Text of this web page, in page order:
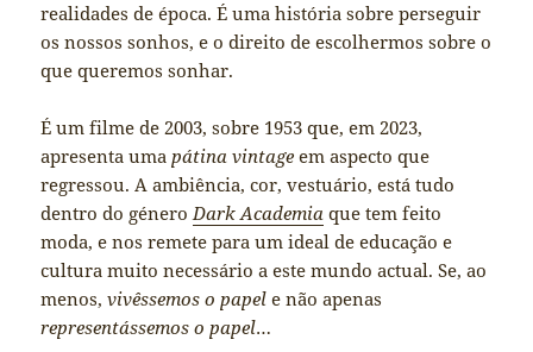
realidades de época. É uma história sobre perseguir
os nossos sonhos, e o direito de escolhermos sobre o
que queremos sonhar.
É um filme de 2003, sobre 1953 que, em 2023,
apresenta umapátina vintage em aspecto que
regressou. A ambiência, cor, vestuário, está tudo
dentro do géneroDark Academia que tem feito
moda, e nos remete para um ideal de educação e
cultura muito necessário a este mundo actual. Se, ao
menos,vivêssemos o papel e não apenas
representássemos o papel…